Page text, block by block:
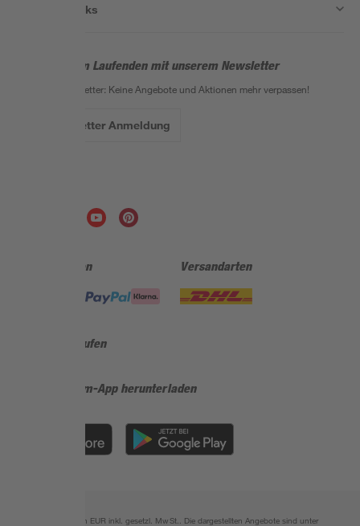
Nützliche Links
Bleib auf dem Laufenden mit unserem Newsletter
Der toom Newsletter: Keine Angebote und Aktionen mehr verpassen!
Zur Newsletter Anmeldung
Zahlungsarten Versandarten
Sicher einkaufen
Jetzt die toom-App herunterladen
Alle Preisangaben in EUR inkl. gesetzl. MwSt.. Die dargestellten Angebote sind unter